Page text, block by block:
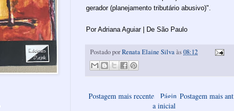
gerador (planejamento tributário abusivo)".
Por Adriana Aguiar | De São Paulo
Postado porRenata Elaine Silvaàs08:12
Postagem mais recente Postagem mais
Págin
a inicial